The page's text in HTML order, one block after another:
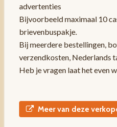
advertenties
Bijvoorbeeld maximaal 10
brievenbuspakje.
Bij meerdere bestellingen,
verzendkosten, Nederlands
Heb je vragen laat het even
Meer van deze